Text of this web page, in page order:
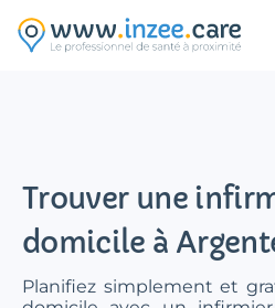
Trouver une
domicile à
Planifiez simplement et